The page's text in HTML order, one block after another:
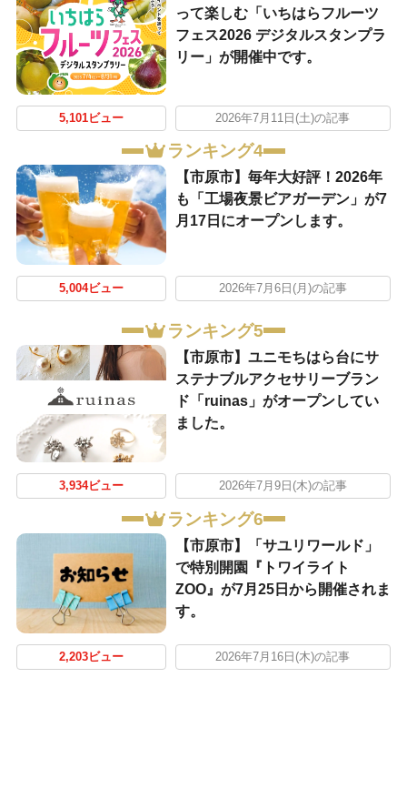
って楽しむ「いちはらフルーツ
フェス2026 デジタルスタンプラ
リー」が開催中です。
5,101ビュー 2026年7月11日(土)の記事
ランキング4
【市原市】毎年大好評！2026年
も「工場夜景ビアガーデン」が7
月17日にオープンします。
5,004ビュー 2026年7月6日(月)の記事
ランキング5
【市原市】ユニモちはら台にサ
ステナブルアクセサリーブラン
ド「ruinas」がオープンしてい
ました。
3,934ビュー 2026年7月9日(木)の記事
ランキング6
【市原市】「サユリワールド」
で特別開園『トワイライト
ZOO』が7月25日から開催されま
す。
2,203ビュー 2026年7月16日(木)の記事